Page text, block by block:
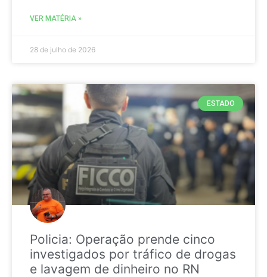
VER MATÉRIA »
28 de julho de 2026
ESTADO
Policia: Operação prende cinco
investigados por tráfico de drogas
e lavagem de dinheiro no RN